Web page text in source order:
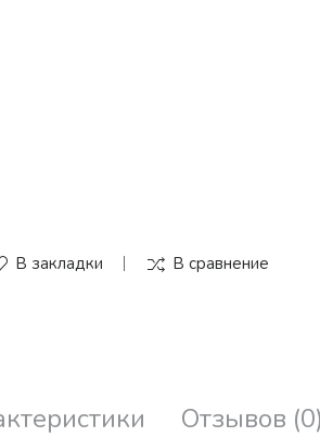
В закладки В сравнение
Отзывов (0)